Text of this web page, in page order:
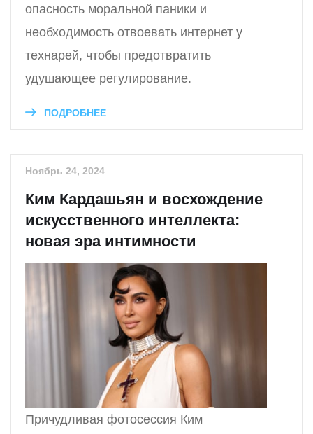
опасность моральной паники и
необходимость отвоевать интернет у
технарей, чтобы предотвратить
удушающее регулирование.
ПОДРОБНЕЕ
Ноябрь 24, 2024
Ким Кардашьян и восхождение
искусственного интеллекта:
новая эра интимности
Причудливая фотосессия Ким